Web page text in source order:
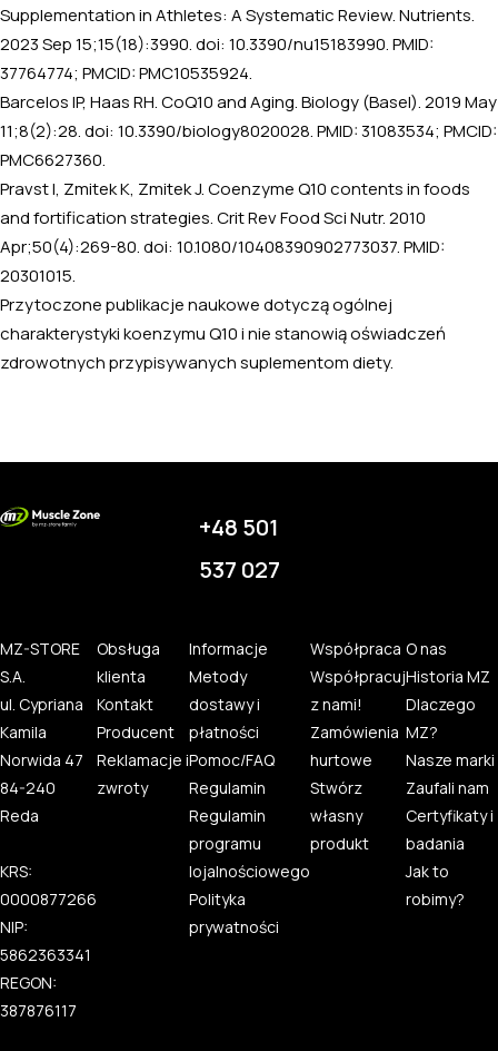
Supplementation in Athletes: A Systematic Review. Nutrients.
2023 Sep 15;15(18):3990. doi: 10.3390/nu15183990. PMID:
37764774; PMCID: PMC10535924.
Barcelos IP, Haas RH. CoQ10 and Aging. Biology (Basel). 2019 May
11;8(2):28. doi: 10.3390/biology8020028. PMID: 31083534; PMCID:
PMC6627360.
Pravst I, Zmitek K, Zmitek J. Coenzyme Q10 contents in foods
and fortification strategies. Crit Rev Food Sci Nutr. 2010
Apr;50(4):269-80. doi: 10.1080/10408390902773037. PMID:
20301015.
Przytoczone publikacje naukowe dotyczą ogólnej
charakterystyki koenzymu Q10 i nie stanowią oświadczeń
zdrowotnych przypisywanych suplementom diety.
+48 501
537 027
MZ-STORE
S.A.
ul. Cypriana
Kamila
Norwida 47
84-240
Reda
KRS:
0000877266
NIP:
5862363341
REGON:
387876117
Obsługa
klienta
Kontakt
Producent
Reklamacje i
zwroty
Informacje
Metody
dostawy i
płatności
Pomoc/FAQ
Regulamin
Regulamin
programu
lojalnościowego
Polityka
prywatności
Współpraca
Współpracuj
z nami!
Zamówienia
hurtowe
Stwórz
własny
produkt
O nas
Historia MZ
Dlaczego
MZ?
Nasze marki
Zaufali nam
Certyfikaty i
badania
Jak to
robimy?